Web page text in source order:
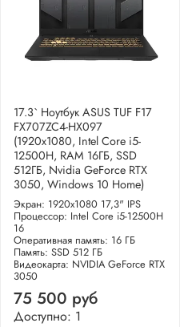
17.3` Ноутбук ASUS TUF F17
FX707ZC4-HX097
(1920x1080, Intel Core i5-
12500H, RAM 16ГБ, SSD
512ГБ, Nvidia GeForce RTX
3050, Windows 10 Home)
Экран: 1920x1080 17,3" IPS
Процессор: Intel Core i5-12500H
16
Оперативная память: 16 ГБ
Память: SSD 512 ГБ
Видеокарта: NVIDIA GeForce RTX
3050
75 500 руб
Доступно: 1